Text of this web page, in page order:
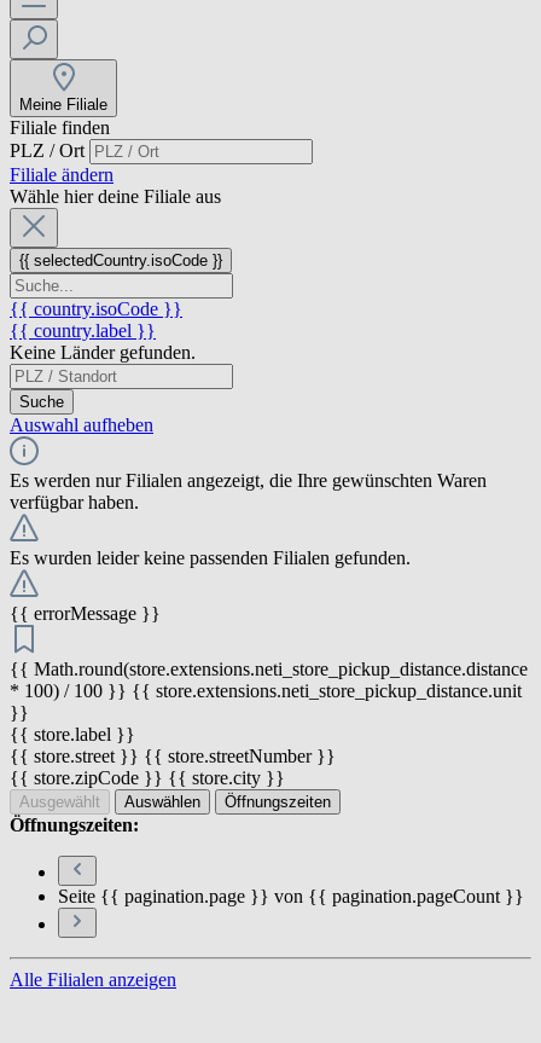
Meine Filiale
Filiale finden
PLZ / Ort
Filiale ändern
Wähle hier deine Filiale aus
{{ selectedCountry.isoCode }}
{{ country.isoCode }}
{{ country.label }}
Keine Länder gefunden.
Suche
Auswahl aufheben
Es werden nur Filialen angezeigt, die Ihre gewünschten Waren
verfügbar haben.
Es wurden leider keine passenden Filialen gefunden.
{{ errorMessage }}
{{ Math.round(store.extensions.neti_store_pickup_distance.distance
* 100) / 100 }} {{ store.extensions.neti_store_pickup_distance.unit
}}
{{ store.label }}
{{ store.street }} {{ store.streetNumber }}
{{ store.zipCode }} {{ store.city }}
Ausgewählt Auswählen Öffnungszeiten
Öffnungszeiten:
Seite {{ pagination.page }} von {{ pagination.pageCount }}
Alle Filialen anzeigen